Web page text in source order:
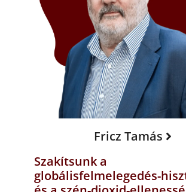
Fricz Tamás
Szakítsunk a
globálisfelmelegedés-